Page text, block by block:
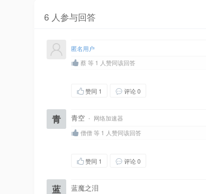
6 人参与回答
匿名用户
蔡 等 1 人赞同该回答
赞同 1 评论 0
青 青空 · 网络加速器
僧僧 等 1 人赞同该回答
赞同 1 评论 0
蓝 蓝魔之泪